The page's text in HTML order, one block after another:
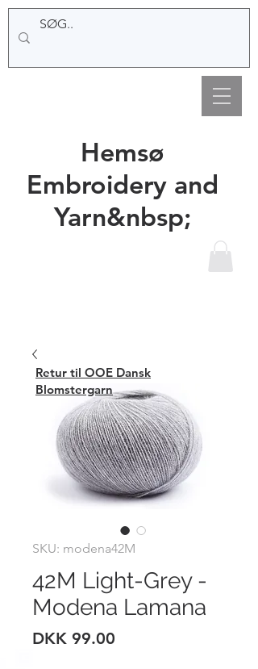
Hemsø
Embroidery and
Yarn&nbsp;
SKU: modena42M
42M Light-Grey -
Modena Lamana
DKK 99.00
Retur til OOE Dansk
Blomstergarn